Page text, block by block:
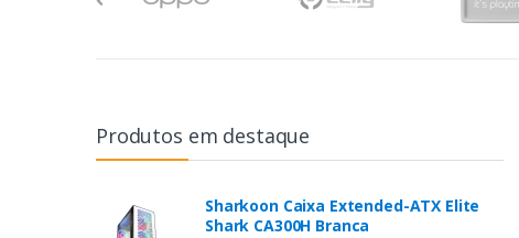
Produtos em destaque
Sharkoon Caixa Extended-ATX Elite
Shark CA300H Branca